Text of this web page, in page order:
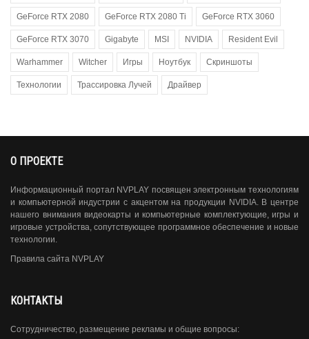
GeForce RTX 2080 GeForce RTX 2080 Ti GeForce RTX 3060
GeForce RTX 3070 Gigabyte MSI NVIDIA Resident Evil
Warhammer Witcher Игры Ноутбук Скриншоты
Технологии Трассировка Лучей Драйвер
О ПРОЕКТЕ
Информационный портал NVPLAY посвящен электронным технологиям
и компьютерной индустрии с акцентом на продукции NVIDIA. В центре
нашего внимания видеокарты и компьютерные комплектующие, игры и
игровые устройства, сопутствующее программное обеспечение и новые
технологии.
Правила сайта NVPLAY
КОНТАКТЫ
Сотрудничество, размещение рекламы и общие вопросы: